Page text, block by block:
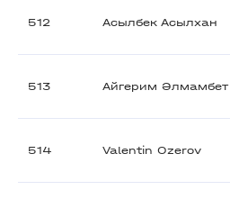
512 Асылбек Асылхан
513 Айгерим Әлмамбет
514 Valentin Ozerov